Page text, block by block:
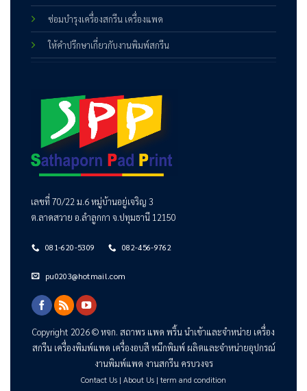
ซ่อมบำรุงเครื่องสกรีน เครื่องแพด
ให้คำปรึกษาเกี่ยวกับงานพิมพ์สกรีน
เลขที่ 70/22 ม.6 หมู่บ้านอยู่เจริญ 3
ต.ลาดสวาย อ.ลำลูกกา จ.ปทุมธานี 12150
081-620-5309 082-456-9762
pu0203@hotmail.com
Copyright 2026 ©หจก. สถาพร แพด พริ้นนำเข้าและจำหน่าย เครื่อง
สกรีน เครื่องพิมพ์แพด เครื่องอบสี หมึกพิมพ์ ผลิตและจำหน่ายอุปกรณ์
งานพิมพ์แพด งานสกรีน ครบวงจร
Contact Us | About Us | term and condition